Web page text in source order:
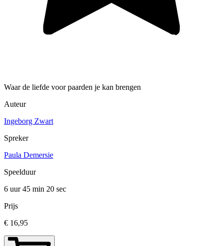
Waar de liefde voor paarden je kan brengen
Auteur
Ingeborg Zwart
Spreker
Paula Demersie
Speelduur
6 uur 45 min 20 sec
Prijs
€ 16,95